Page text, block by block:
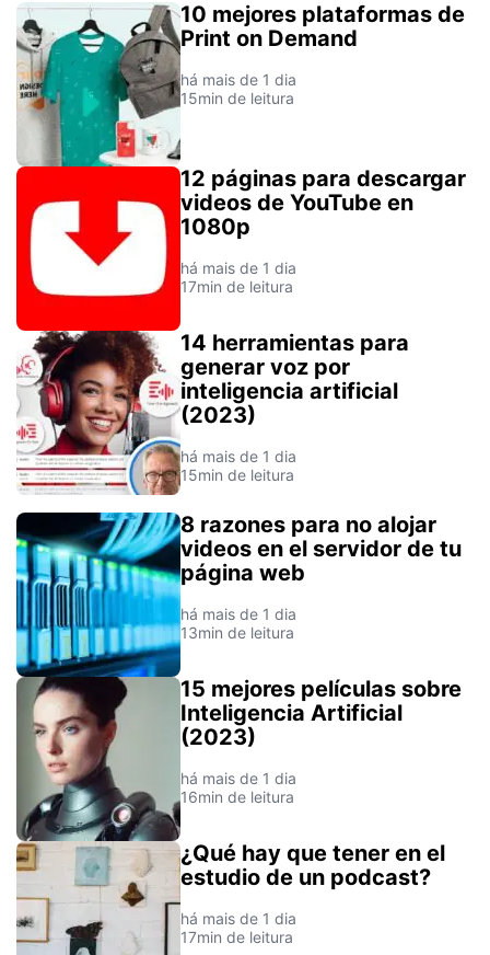
10 mejores plataformas de
Print on Demand
há mais de 1 dia
15min de leitura
12 páginas para descargar
videos de YouTube en
1080p
há mais de 1 dia
17min de leitura
14 herramientas para
generar voz por
inteligencia artificial
(2023)
há mais de 1 dia
15min de leitura
8 razones para no alojar
videos en el servidor de tu
página web
há mais de 1 dia
13min de leitura
15 mejores películas sobre
Inteligencia Artificial
(2023)
há mais de 1 dia
16min de leitura
¿Qué hay que tener en el
estudio de un podcast?
há mais de 1 dia
17min de leitura